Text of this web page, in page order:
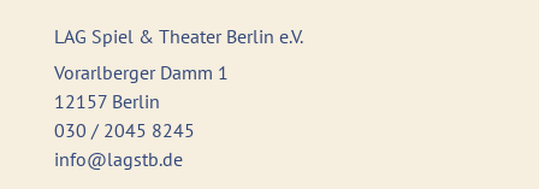
LAG Spiel & Theater Berlin e.V.
Vorarlberger Damm 1
12157 Berlin
030 / 2045 8245
info@lagstb.de